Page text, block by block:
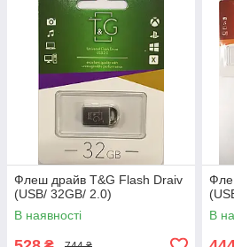
Флеш драйв T&G Flash Draiv
(USB/ 32GB/ 2.0)
В наявності
В